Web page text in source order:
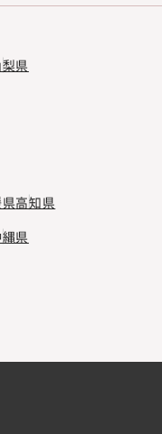
県
高知県
県